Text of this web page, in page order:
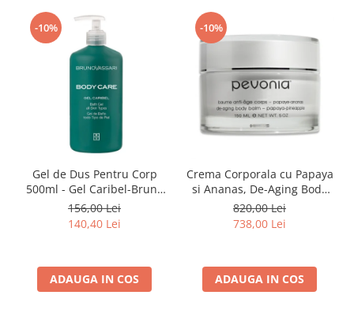
-10%
Gel de Dus Pentru Corp
500ml - Gel Caribel-Bruno
Vassari
156,00 Lei
140,40 Lei
ADAUGA IN COS
-10%
Crema Corporala cu Papaya
si Ananas, De-Aging Body
Balm Papaya Pineapple -
150ml
820,00 Lei
738,00 Lei
ADAUGA IN COS